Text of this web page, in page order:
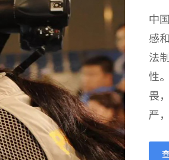
中
感
法
性
畏
严